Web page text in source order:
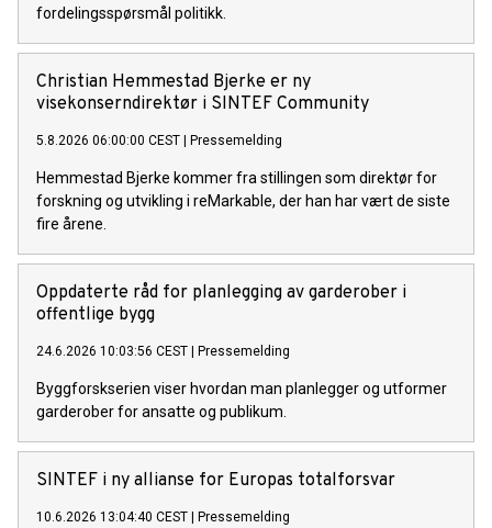
fordelingsspørsmål politikk.
Christian Hemmestad Bjerke er ny
visekonserndirektør i SINTEF Community
5.8.2026 06:00:00 CEST | Pressemelding
Hemmestad Bjerke kommer fra stillingen som direktør for
forskning og utvikling i reMarkable, der han har vært de siste
fire årene.
Oppdaterte råd for planlegging av garderober i
offentlige bygg
24.6.2026 10:03:56 CEST | Pressemelding
Byggforskserien viser hvordan man planlegger og utformer
garderober for ansatte og publikum.
SINTEF i ny allianse for Europas totalforsvar
10.6.2026 13:04:40 CEST | Pressemelding